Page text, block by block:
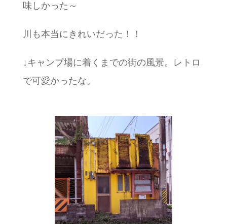
味しかった～
川も本当にきれいだった！！
↓キャンプ場に着くまでの街の風景。レトロ
で可愛かったな。